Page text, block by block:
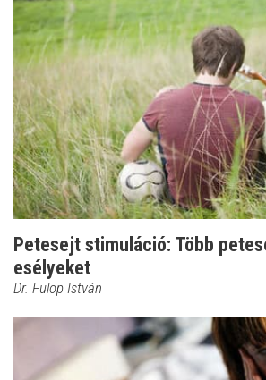
Petesejt stimuláció: Több
esélyeket
Dr. Fülöp István